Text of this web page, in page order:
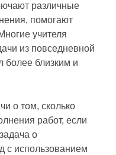
различные
помогают
учителя
из повседневной
более близким и
о том, сколько
работ, если
о
с использованием